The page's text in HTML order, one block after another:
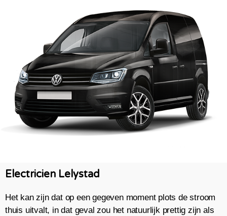
Electricien Lelystad
Het kan zijn dat op een gegeven moment plots de stroom
thuis uitvalt, in dat geval zou het natuurlijk prettig zijn als